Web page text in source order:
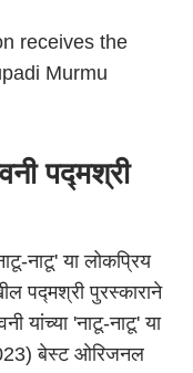
receives the
Murmu
पद्मश्री
नाटू' या लोकप्रिय
पद्मश्री पुरस्काराने
यांच्या 'नाटू-नाटू' या
बेस्ट ओरिजनल